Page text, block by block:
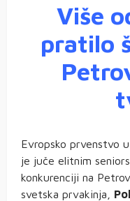
Više
pratilo
Evropsko prvenstvo
je juče elitnim
konkurenciji na
svetska prvakinja,